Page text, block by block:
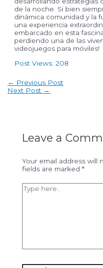
de la noche. Si bien
dinámica comunidad y la
una experiencia
embarcado en esta
perdiendo una de las
videojuegos para móviles!
Post Views: 208
Post
navigation
← Previous Post
Next Post →
Leave a
Your email address will
fields are marked *
Type
here..